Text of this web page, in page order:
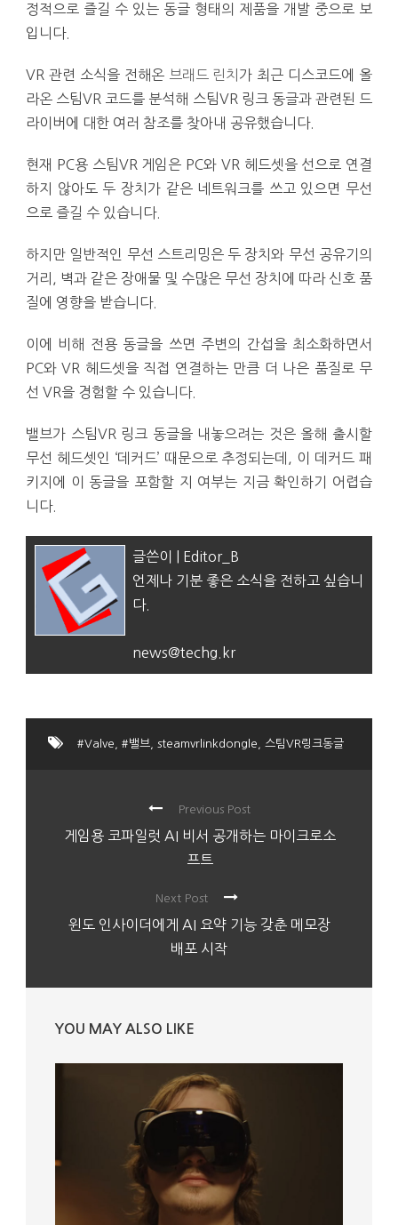
정적으로 즐길 수 있는 동글 형태의 제품을 개발 중으로 보
입니다.
VR 관련 소식을 전해온 브래드 린치 가 최근 디스코드에 올
라온 스팀VR 코드를 분석해 스팀VR 링크 동글과 관련된 드
라이버에 대한 여러 참조를 찾아내 공유했습니다.
현재 PC용 스팀VR 게임은 PC와 VR 헤드셋을 선으로 연결
하지 않아도 두 장치가 같은 네트워크를 쓰고 있으면 무선
으로 즐길 수 있습니다.
하지만 일반적인 무선 스트리밍은 두 장치와 무선 공유기의
거리, 벽과 같은 장애물 및 수많은 무선 장치에 따라 신호 품
질에 영향을 받습니다.
이에 비해 전용 동글을 쓰면 주변의 간섭을 최소화하면서
PC와 VR 헤드셋을 직접 연결하는 만큼 더 나은 품질로 무
선 VR을 경험할 수 있습니다.
밸브가 스팀VR 링크 동글을 내놓으려는 것은 올해 출시할
무선 헤드셋인 ‘데커드’ 때문으로 추정되는데, 이 데커드 패
키지에 이 동글을 포함할 지 여부는 지금 확인하기 어렵습
니다.
글쓴이 | Editor_B
언제나 기분 좋은 소식을 전하고 싶습니
다.
news@techg.kr
#Valve #밸브 steamvrlinkdongle 스팀VR링크동글
Previous Post
게임용 코파일럿 AI 비서 공개하는 마이크로소
프트
Next Post
윈도 인사이더에게 AI 요약 기능 갖춘 메모장
배포 시작
YOU MAY ALSO LIKE